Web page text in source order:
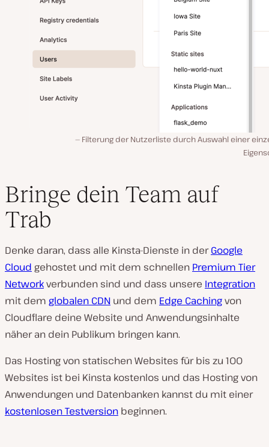
Filterung der Nutzerliste durch Auswahl einer
Bringe dein Team auf
Trab
Denke daran, dass alle Kinsta-Dienste in derGoogle
Cloud gehostet und mit dem schnellen Premium Tier
Networkverbunden sind und dass unsere Integration
mit dem globalen CDN und dem Edge Cachingvon
Cloudflare deine Website und Anwendungsinhalte
näher an dein Publikum bringen kann.
Das Hosting von statischen Websites für bis zu 100
Websites ist bei Kinsta kostenlos und das Hosting von
Anwendungen und Datenbanken kannst du mit einer
kostenlosen Testversion beginnen.